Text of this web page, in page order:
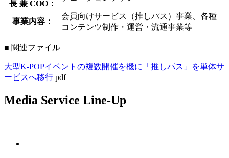
長 兼 COO：
事業内容：
会員向けサービス（推しパス）事業、各種
コンテンツ制作・運営・流通事業等
■ 関連ファイル
大型K-POPイベントの複数開催を機に「推しパス」を単体サ
ービスへ移行 pdf
Media Service Line-Up